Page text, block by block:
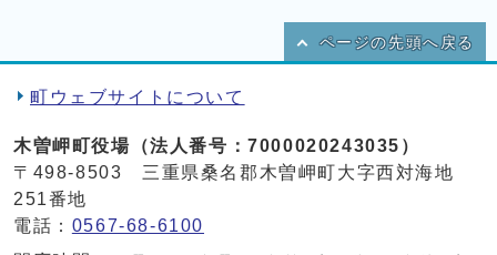
ページの先頭へ戻る
町ウェブサイトについて
木曽岬町役場（法人番号：7000020243035）
〒498-8503 三重県桑名郡木曽岬町大字西対海地
251番地
電話： 0567-68-6100